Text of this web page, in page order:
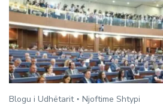
Blogu i Udhëtarit Njoftime Shtypi